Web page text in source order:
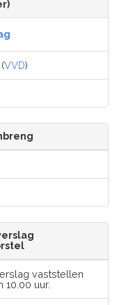
(VVD)
vaststellen
uur.